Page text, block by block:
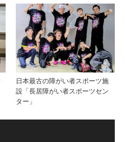
日本最古の障がい者スポーツ施
設「長居障がい者スポーツセン
ター」